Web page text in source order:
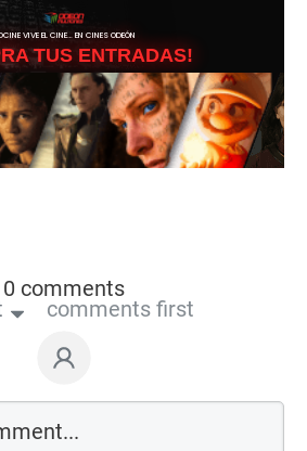
VIVE EL CINE… EN CINES ODEÓN
TUS ENTRADAS!
0 comments
comments first